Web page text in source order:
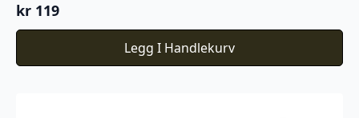
kr 119
Legg I Handlekurv